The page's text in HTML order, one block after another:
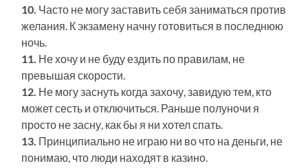
10. Часто не могу заставить себя заниматься против
желания. К экзамену начну готовиться в последнюю
ночь.
11. Не хочу и не буду ездить по правилам, не
превышая скорости.
12. Не могу заснуть когда захочу, завидую тем, кто
может сесть и отключиться. Раньше полуночи я
просто не засну, как бы я ни хотел спать.
13. Принципиально не играю ни во что на деньги, не
понимаю, что люди находят в казино.